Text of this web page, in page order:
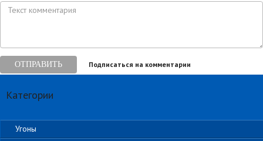
ОТПРАВИТЬ Подписаться на комментарии
Категории
Угоны